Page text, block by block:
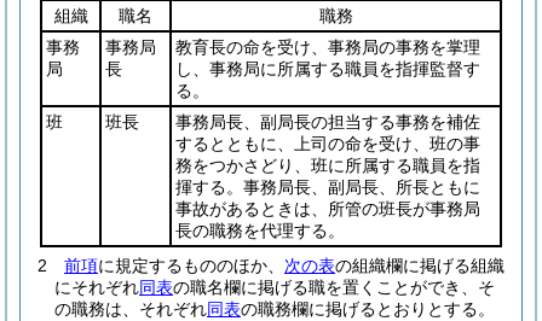
組織
職名
職務
事務
局
事務局
長
教育長の命を受け、事務局の事務を掌理
し、事務局に所属する職員を指揮監督す
る。
班
班長
事務局長、副局長の担当する事務を補佐
するとともに、上司の命を受け、班の事
務をつかさどり、班に所属する職員を指
揮する。事務局長、副局長、所長ともに
事故があるときは、所管の班長が事務局
長の職務を代理する。
2
前項に規定するもののほか、 次の表の組織欄に掲げる組織
にそれぞれ同表の職名欄に掲げる職を置くことができ、そ
の職務は、それぞれ同表の職務欄に掲げるとおりとする。